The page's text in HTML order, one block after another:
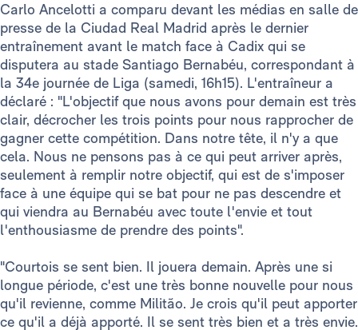
Carlo Ancelotti a comparu devant les médias en salle de
presse de la Ciudad Real Madrid après le dernier
entraînement avant le match face à Cadix qui se
disputera au stade Santiago Bernabéu, correspondant à
la 34e journée de Liga (samedi, 16h15). L'entraîneur a
déclaré : "L'objectif que nous avons pour demain est très
clair, décrocher les trois points pour nous rapprocher de
gagner cette compétition. Dans notre tête, il n'y a que
cela. Nous ne pensons pas à ce qui peut arriver après,
seulement à remplir notre objectif, qui est de s'imposer
face à une équipe qui se bat pour ne pas descendre et
qui viendra au Bernabéu avec toute l'envie et tout
l'enthousiasme de prendre des points".
"Courtois se sent bien. Il jouera demain. Après une si
longue période, c'est une très bonne nouvelle pour nous
qu'il revienne, comme Militão. Je crois qu'il peut apporter
ce qu'il a déjà apporté. Il se sent très bien et a très envie.